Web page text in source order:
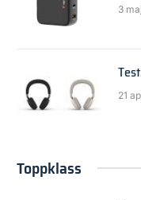
3
21
Toppklass